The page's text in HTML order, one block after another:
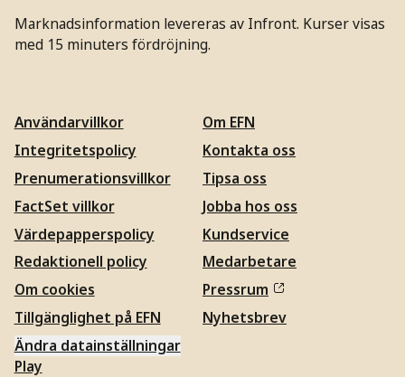
Marknadsinformation levereras av Infront. Kurser visas
med 15 minuters fördröjning.
Användarvillkor
Integritetspolicy
Prenumerationsvillkor
FactSet villkor
Värdepapperspolicy
Redaktionell policy
Om cookies
Tillgänglighet på EFN
Ändra datainställningar
Om EFN
Kontakta oss
Tipsa oss
Jobba hos oss
Kundservice
Medarbetare
Pressrum
Nyhetsbrev
Play